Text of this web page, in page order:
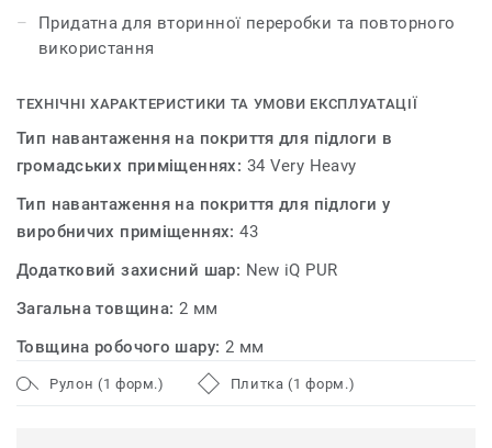
Спеціально розроблена для використання в поєднанні
з нашими колекціями iQ Granit та iQ Eminent, iQ Optima
може поєднуватися з нашими колекціями iQ, які
характеристики.
Вироблена у Швеції, ця лінійка всесвітньо визнана за
стійкі характеристики, виготовлена з екологічно
(обрізки та відходи після використання) за допомогою
нашої програми ReStart®.
Придатна для вторинної переробки та повторного
використання
ТЕХНІЧНІ ХАРАКТЕРИСТИКИ ТА УМОВИ ЕКСПЛУАТАЦІЇ
Тип навантаження на покриття для підлоги в
громадських приміщеннях: 34 Very Heavy
Тип навантаження на покриття для підлоги у
виробничих приміщеннях:43
Додатковий захисний шар: New iQ PUR
Загальна товщина: 2 мм
Товщина робочого шару: 2 мм
Рулон (1 форм.) Плитка (1 форм.)